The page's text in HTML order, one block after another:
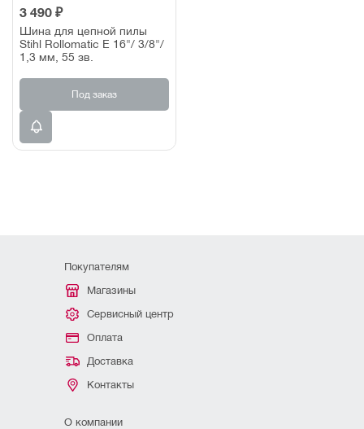
3 490 ₽
Шина для цепной пилы
Stihl Rollomatic E 16"/ 3/8"/
1,3 мм, 55 зв.
Под заказ
Покупателям
Магазины
Сервисный центр
Оплата
Доставка
Контакты
О компании